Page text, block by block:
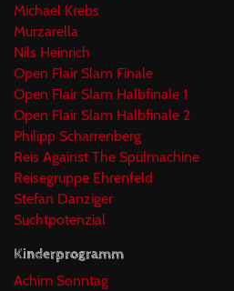
Michael Krebs
Murzarella
Nils Heinrich
Open Flair Slam Finale
Open Flair Slam Halbfinale 1
Open Flair Slam Halbfinale 2
Philipp Scharrenberg
Reis Against The Spülmachine
Reisegruppe Ehrenfeld
Stefan Danziger
Suchtpotenzial
Kinderprogramm
Achim Sonntag